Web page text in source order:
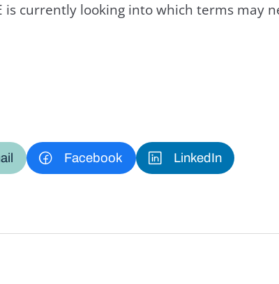
is currently looking into which terms may
Facebook LinkedIn